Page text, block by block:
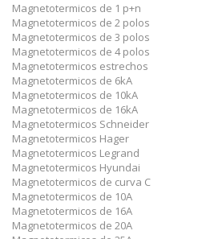
Magnetotermicos de 1 p+n
Magnetotermicos de 2 polos
Magnetotermicos de 3 polos
Magnetotermicos de 4 polos
Magnetotermicos estrechos
Magnetotermicos de 6kA
Magnetotermicos de 10kA
Magnetotermicos de 16kA
Magnetotermicos Schneider
Magnetotermicos Hager
Magnetotermicos Legrand
Magnetotermicos Hyundai
Magnetotermicos de curva C
Magnetotermicos de 10A
Magnetotermicos de 16A
Magnetotermicos de 20A